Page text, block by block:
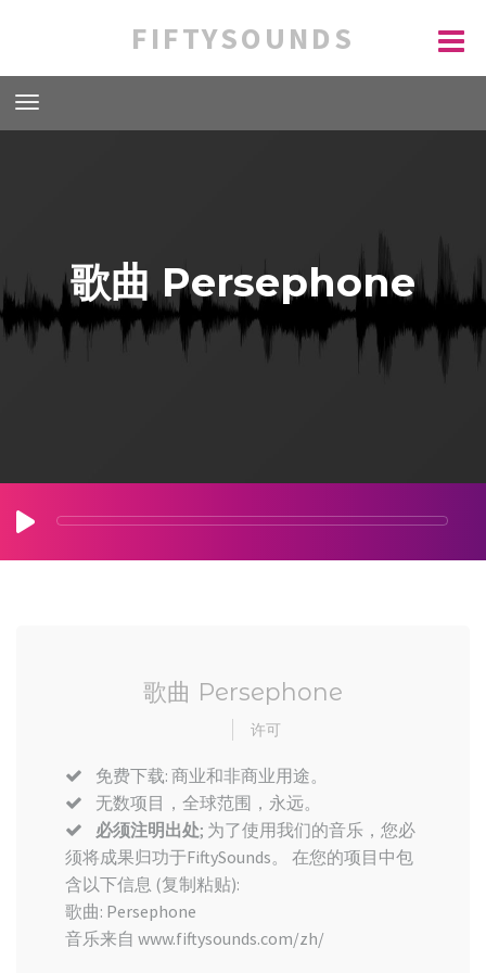
FIFTYSOUNDS
歌曲 Persephone
歌曲 Persephone
许可
免费下载: 商业和非商业用途。
无数项目，全球范围，永远。
必须注明出处; 为了使用我们的音乐，您必
须将成果归功于FiftySounds。 在您的项目中包
含以下信息 (复制粘贴):
歌曲: Persephone
音乐来自 www.fiftysounds.com/zh/